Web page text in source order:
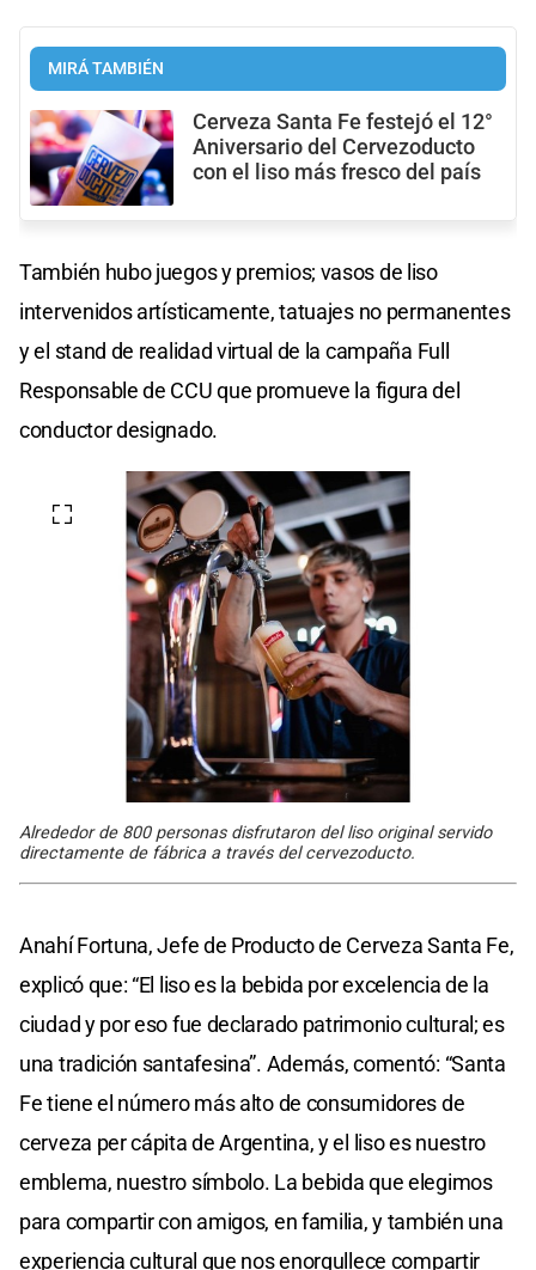
MIRÁ TAMBIÉN
Cerveza Santa Fe festejó el 12°
Aniversario del Cervezoducto
con el liso más fresco del país
También hubo juegos y premios; vasos de liso
intervenidos artísticamente, tatuajes no permanentes
y el stand de realidad virtual de la campaña Full
Responsable de CCU que promueve la figura del
conductor designado.
Alrededor de 800 personas disfrutaron del liso original servido
directamente de fábrica a través del cervezoducto.
Anahí Fortuna, Jefe de Producto de Cerveza Santa Fe,
explicó que: “El liso es la bebida por excelencia de la
ciudad y por eso fue declarado patrimonio cultural; es
una tradición santafesina”. Además, comentó: “Santa
Fe tiene el número más alto de consumidores de
cerveza per cápita de Argentina, y el liso es nuestro
emblema, nuestro símbolo. La bebida que elegimos
para compartir con amigos, en familia, y también una
experiencia cultural que nos enorgullece compartir